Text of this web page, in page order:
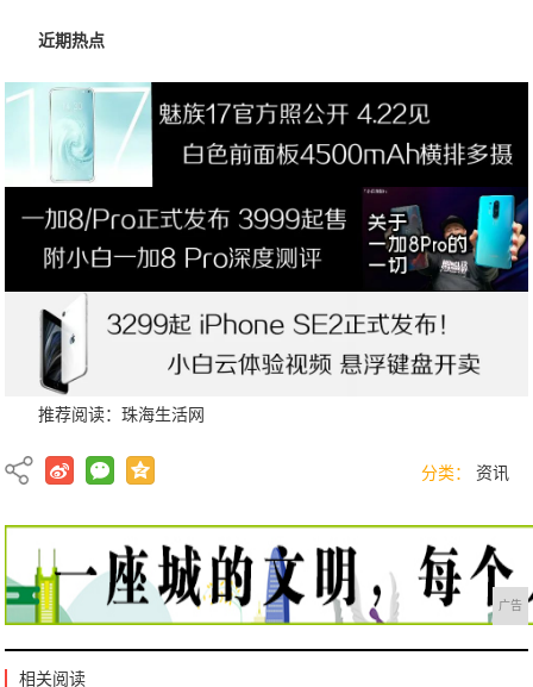
近期热点
推荐阅读：珠海生活网
分类： 资讯
广告
相关阅读